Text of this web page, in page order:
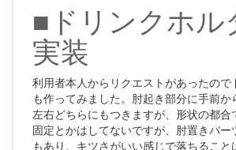
■ドリンクホル
実装
利用者本人からリクエストがあったので
も作ってみました。肘起き部分に手前か
左右どちらにもつきますが、形状の都合
固定とかはしてないですが、肘置きパー
もあり、キツさがいい感じで落ちること